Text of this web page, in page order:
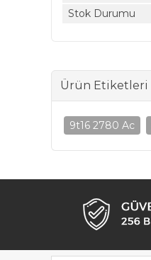
Stok Durumu
Ürün Etiketleri
9t16 2780 Ac